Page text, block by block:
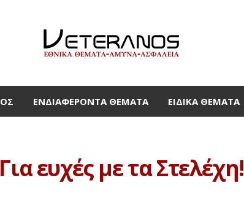
ΕΝΔΙΑΦΈΡΟΝΤΑ ΘΈΜΑΤΑ ΕΙΔΙΚΆ ΘΈΜΑΤΑ
ευχές με τα Στελέχη!